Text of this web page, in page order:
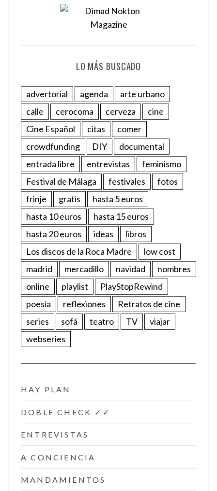
LO MÁS BUSCADO
advertorial agenda
arte urbano
calle
cerocoma cerveza
cine
Cine Español
citas
comer
crowdfunding
DIY
documental
entrada libre
entrevistas
feminismo
Festival de Málaga
festivales
fotos
frinje
gratis
hasta 5 euros
hasta 10 euros
hasta 15 euros
hasta 20 euros
ideas
libros
Los discos de la Roca Madre
low cost
madrid
mercadillo navidad
nombres
online
playlist
PlayStopRewind
poesía
reflexiones
Retratos de cine
series
sofá teatro TV
viajar
webseries
HAY PLAN
DOBLE CHECK ✓✓
ENTREVISTAS
A CONCIENCIA
MANDAMIENTOS